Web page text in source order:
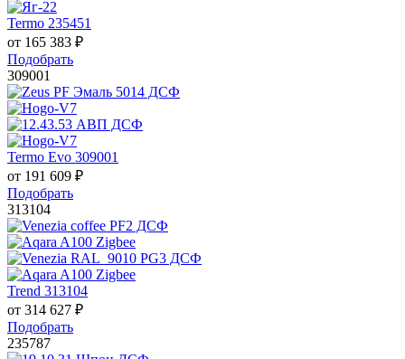
Termo 235451
от 165 383 ₽
Подобрать
309001
Termo Evo 309001
от 191 609 ₽
Подобрать
313104
Trend 313104
от 314 627 ₽
Подобрать
235787